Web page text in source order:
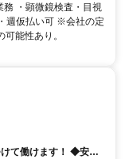
務 ・顕微鏡検査・目視
週仮払い可 ※会社の定
能性あり。
て働けます！ ◆安心